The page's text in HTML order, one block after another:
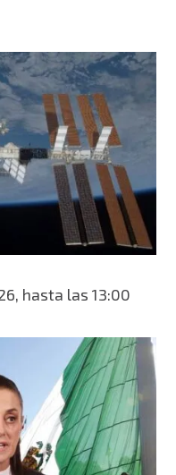
hasta las 13:00